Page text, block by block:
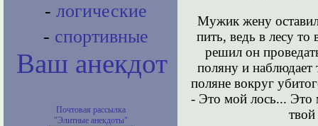
- логические
- спортивные
Ваш анекдот
Почтовая рассылка
"Элитные анекдоты"
Мужик жену
пить, ведь в лесу
решил он
поляну и наблюдает
поляне вокруг
- Это мой лось... Это